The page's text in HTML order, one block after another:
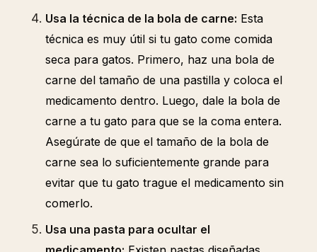
Usa la técnica de la bola de carne: Esta
técnica es muy útil si tu gato come comida
seca para gatos. Primero, haz una bola de
carne del tamaño de una pastilla y coloca el
medicamento dentro. Luego, dale la bola de
carne a tu gato para que se la coma entera.
Asegúrate de que el tamaño de la bola de
carne sea lo suficientemente grande para
evitar que tu gato trague el medicamento sin
comerlo.
Usa una pasta para ocultar el